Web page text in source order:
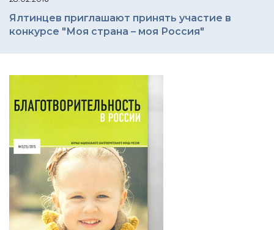
Ялтинцев приглашают принять участие в
конкурсе "Моя страна – моя Россия"